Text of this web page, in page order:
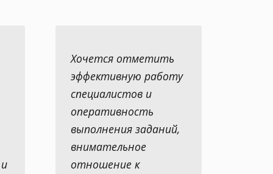
Хочется отметить
эффективную работу
специалистов и
оперативность
выполнения заданий,
внимательное
отношение к